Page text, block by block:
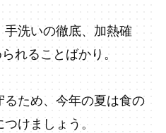
洗いの徹底、加熱確
れることばかり。
ため、今年の夏は食の
けましょう。